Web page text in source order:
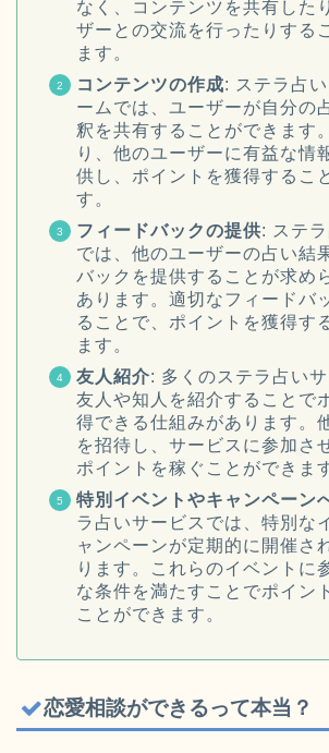
なく、コンテンツを共有した
ザーとの交流を行ったりする
ます。
コンテンツの作成: ステラ占
ームでは、ユーザーが自分の
釈を共有することができます
り、他のユーザーに有益な情
供し、ポイントを獲得するこ
す。
フィードバックの提供: ステ
では、他のユーザーの占い結
バックを提供することが求め
あります。適切なフィードバ
ることで、ポイントを獲得す
ます。
友人紹介: 多くのステラ占いサ
友人や知人を紹介することで
得できる仕組みがあります。
を招待し、サービスに参加さ
ポイントを稼ぐことができま
特別イベントやキャンペーン
ラ占いサービスでは、特別な
ャンペーンが定期的に開催さ
ります。これらのイベントに
な条件を満たすことでポイン
ことができます。
恋愛相談ができるって本当？